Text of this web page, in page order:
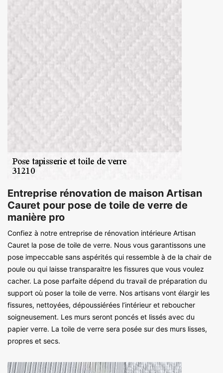
Entreprise rénovation de maison Artisan
Cauret pour pose de toile de verre de
manière pro
Confiez à notre entreprise de rénovation intérieure Artisan
Cauret la pose de toile de verre. Nous vous garantissons une
pose impeccable sans aspérités qui ressemble à de la chair de
poule ou qui laisse transparaitre les fissures que vous voulez
cacher. La pose parfaite dépend du travail de préparation du
support où poser la toile de verre. Nos artisans vont élargir les
fissures, nettoyées, dépoussiérées l’intérieur et reboucher
soigneusement. Les murs seront poncés et lissés avec du
papier verre. La toile de verre sera posée sur des murs lisses,
propres et secs.